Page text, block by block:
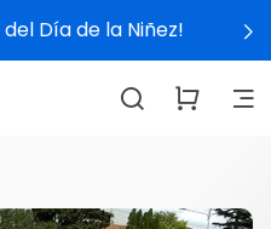
Día de la Niñez!